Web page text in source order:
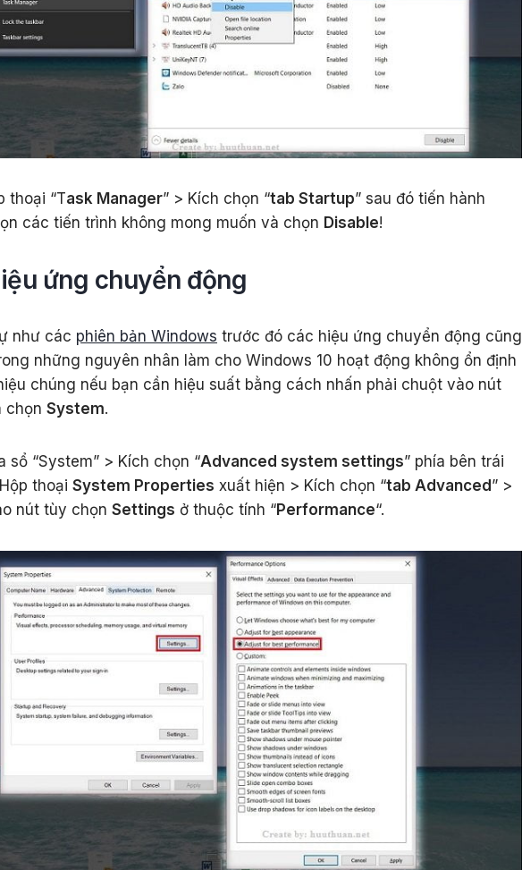
thoại “Task Manager” > Kích chọn “tab Startup” sau đó tiến hành
các tiến trình không mong muốn và chọn Disable!
ứng chuyển động
như các phiên bản Windows trước đó các hiệu ứng chuyển động cũng
những nguyên nhân làm cho Windows 10 hoạt động không ổn định
chúng nếu bạn cần hiệu suất bằng cách nhấn phải chuột vào nút
chọn System.
sổ “System” > Kích chọn “Advanced system settings” phía bên trái
thoại System Properties xuất hiện > Kích chọn “tab Advanced ” >
nút tùy chọn Settings ở thuộc tính “Performance“.